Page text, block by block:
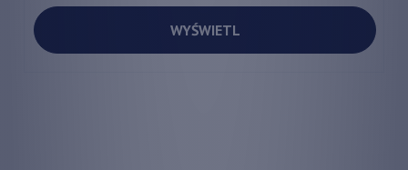
WYŚWIETL